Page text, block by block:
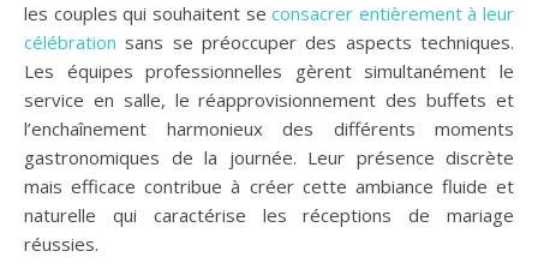
les couples qui souhaitent seconsacrer entièrement à leur
célébration sans se préoccuper des aspects techniques.
Les équipes professionnelles gèrent simultanément le
service en salle, le réapprovisionnement des buffets et
l’enchaînement harmonieux des différents moments
gastronomiques de la journée. Leur présence discrète
mais efficace contribue à créer cette ambiance fluide et
naturelle qui caractérise les réceptions de mariage
réussies.